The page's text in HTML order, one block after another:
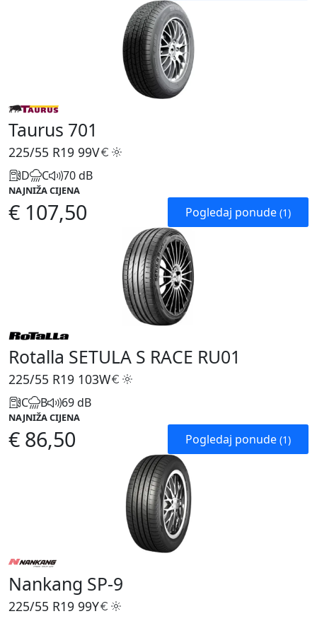
Taurus 701
225/55 R19 99V
D C 70 dB
NAJNIŽA CIJENA
€ 107,50 Pogledaj ponude (1)
Rotalla SETULA S RACE RU01
225/55 R19 103W
C B 69 dB
NAJNIŽA CIJENA
€ 86,50 Pogledaj ponude (1)
Nankang SP-9
225/55 R19 99Y